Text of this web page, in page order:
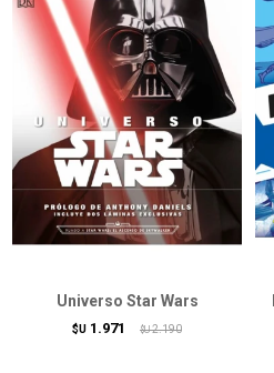
Universo Star Wars
$U 1.971 $U 2.190